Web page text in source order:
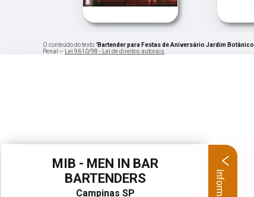
O conteúdo do texto "Bartender para Festas de Aniversário Jardim Botânico
Penal – Lei 9610/98 - Lei de direitos autorais.
MIB - MEN IN BAR
BARTENDERS
Campinas SP